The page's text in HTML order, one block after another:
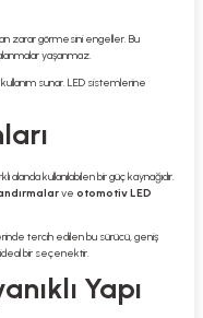
zarar görmesini engeller. Bu
yaşanmaz.
kullanım sunar. LED sistemlerine
alanda kullanılabilen bir güç kaynağıdır.
ve otomotiv LED
tercih edilen bu sürücü, geniş
bir seçenektir.
Yapı